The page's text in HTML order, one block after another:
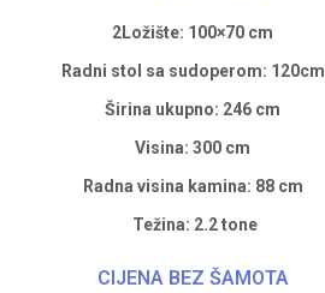
2Ložište: 100×70 cm
Radni stol sa sudoperom: 120cm
Širina ukupno: 246 cm
Visina: 300 cm
Radna visina kamina: 88 cm
Težina: 2.2 tone
CIJENA BEZ ŠAMOTA